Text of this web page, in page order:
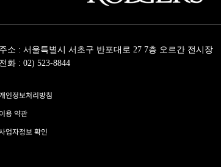
주소 : 서울특별시 서초구 반포대로 27 7층 오르간 전시장
전화 : 02) 523-8844
개인정보처리방침
이용 약관
업자정보 확인